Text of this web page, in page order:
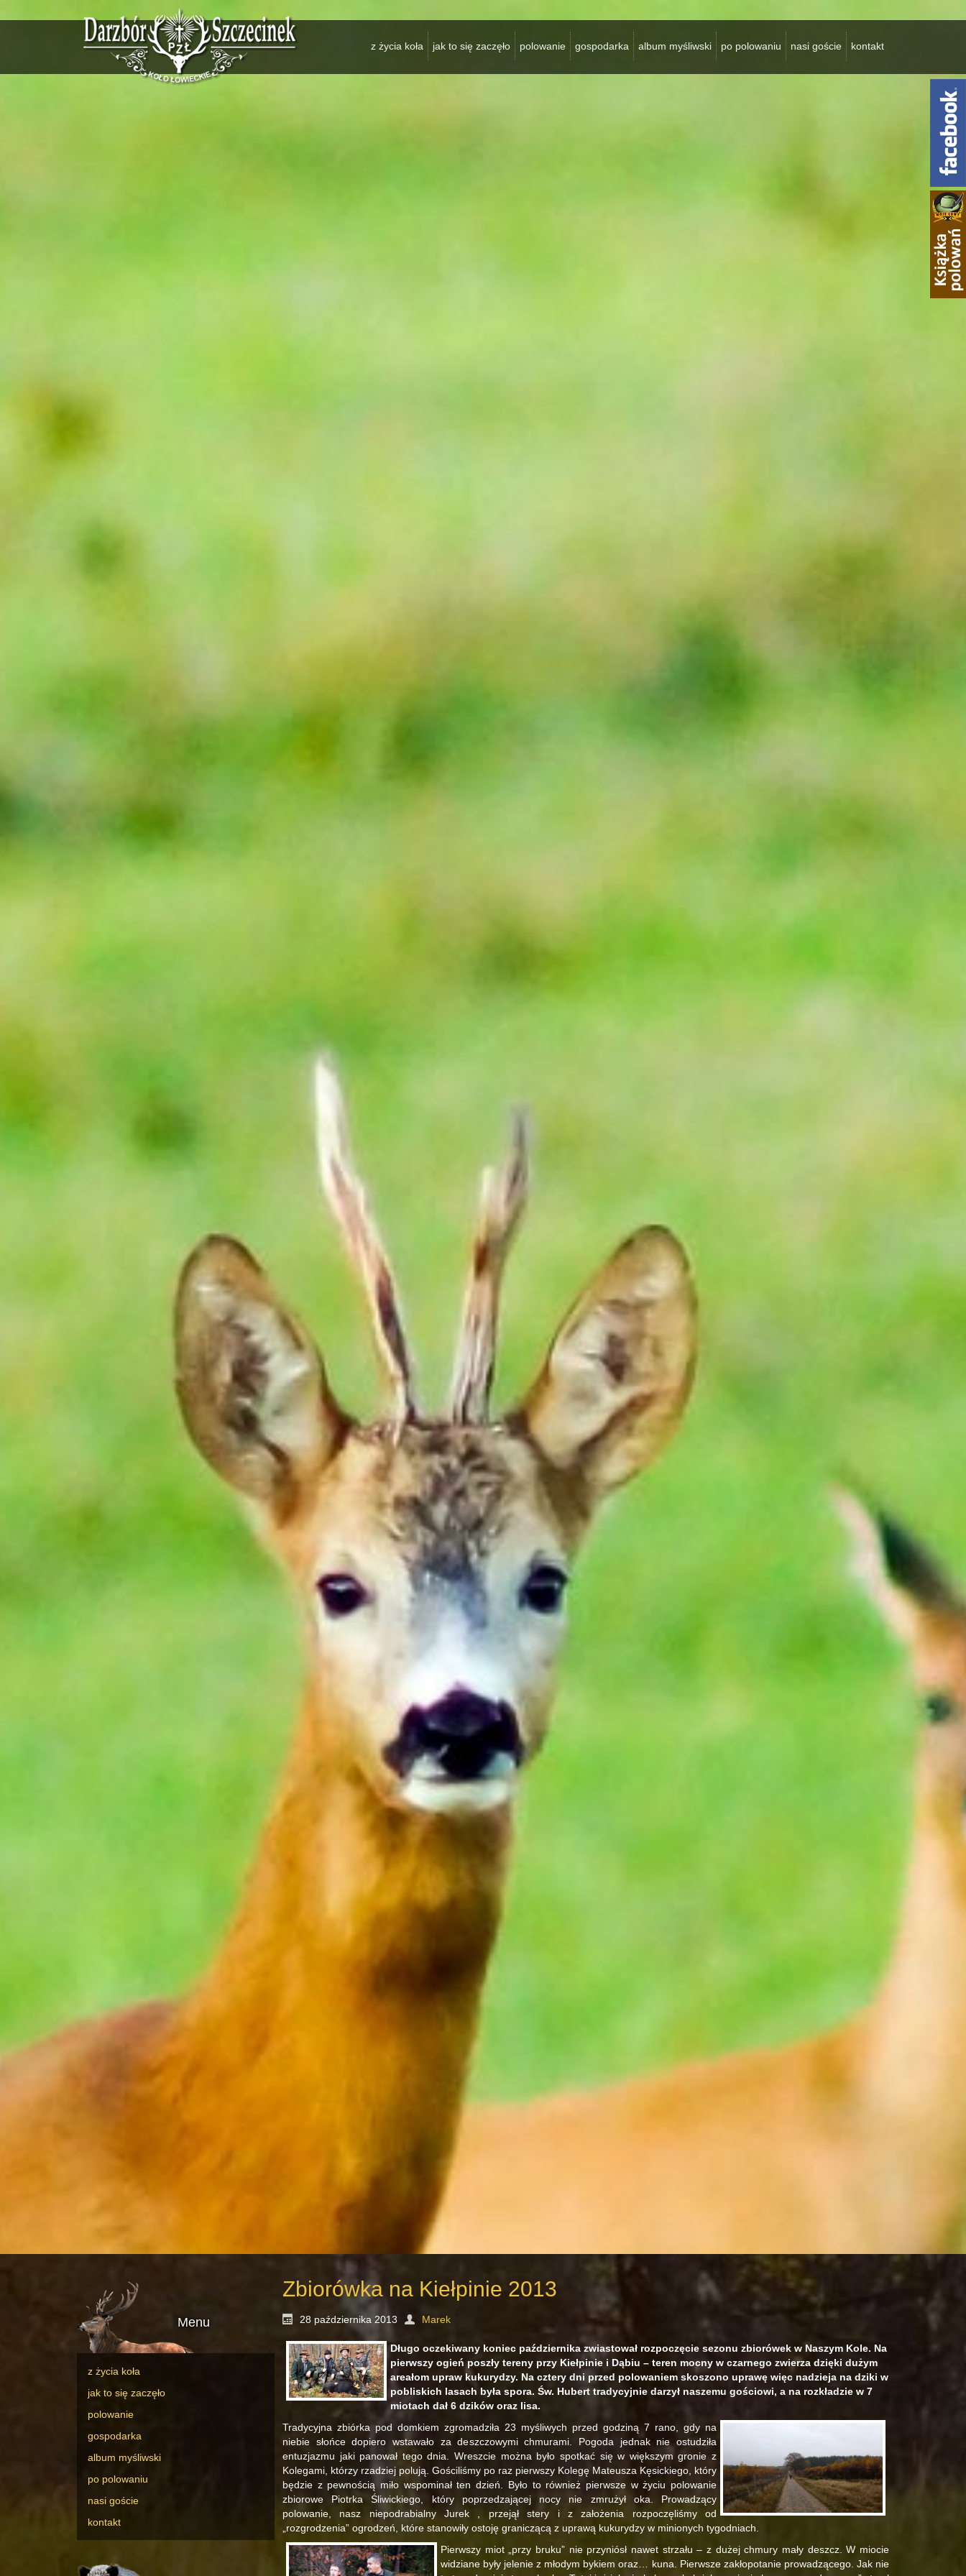
z życia koła jak to się zaczęło polowanie gospodarka album myśliwski po polowaniu nasi goście kontakt
Menu
z życia koła
jak to się zaczęło
polowanie
gospodarka
album myśliwski
po polowaniu
nasi goście
kontakt
Zbiorówka na Kiełpinie 2013
28 października 2013 Marek
Długo oczekiwany koniec października zwiastował rozpoczęcie sezonu zbiorówek w Naszym Kole. Na
pierwszy ogień poszły tereny przy Kiełpinie i Dąbiu – teren mocny w czarnego zwierza dzięki dużym
areałom upraw kukurydzy. Na cztery dni przed polowaniem skoszono uprawę więc nadzieja na dziki w
pobliskich lasach była spora. Św. Hubert tradycyjnie darzył naszemu gościowi, a na rozkładzie w 7
miotach dał 6 dzików oraz lisa.
Tradycyjna zbiórka pod domkiem zgromadziła 23 myśliwych przed godziną 7 rano, gdy na
niebie słońce dopiero wstawało za deszczowymi chmurami. Pogoda jednak nie ostudziła
entuzjazmu jaki panował tego dnia. Wreszcie można było spotkać się w większym gronie z
Kolegami, którzy rzadziej polują. Gościliśmy po raz pierwszy Kolegę Mateusza Kęsickiego, który
będzie z pewnością miło wspominał ten dzień. Było to również pierwsze w życiu polowanie
zbiorowe Piotrka Śliwickiego, który poprzedzającej nocy nie zmrużył oka. Prowadzący
polowanie, nasz niepodrabialny Jurek , przejął stery i z założenia rozpoczęliśmy od
„rozgrodzenia” ogrodzeń, które stanowiły ostoję graniczącą z uprawą kukurydzy w minionych tygodniach.
Pierwszy miot „przy bruku” nie przyniósł nawet strzału – z dużej chmury mały deszcz. W miocie
widziane były jelenie z młodym bykiem oraz… kuna. Pierwsze zakłopotanie prowadzącego. Jak nie